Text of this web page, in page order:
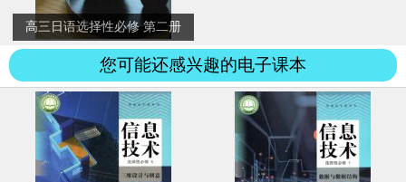
高三日语选择性必修 第二册
您可能还感兴趣的电子课本